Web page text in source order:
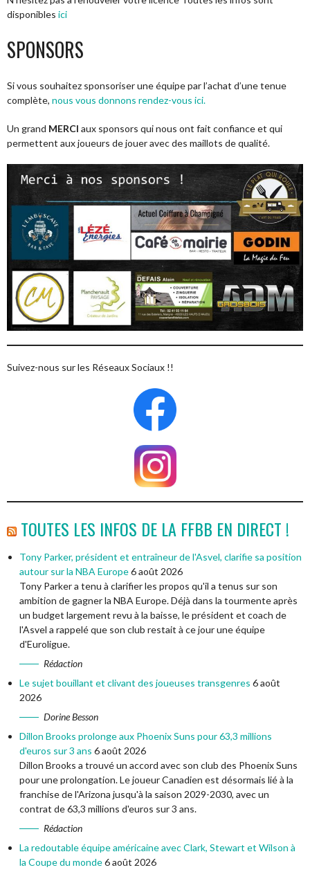
disponibles ici
SPONSORS
Si vous souhaitez sponsoriser une équipe par l’achat d’une tenue
complète, nous vous donnons rendez-vous ici.
Un grand MERCI aux sponsors qui nous ont fait confiance et qui
permettent aux joueurs de jouer avec des maillots de qualité.
Suivez-nous sur les Réseaux Sociaux !!
TOUTES LES INFOS DE LA FFBB EN DIRECT !
Tony Parker, président et entraîneur de l'Asvel, clarifie sa position
autour sur la NBA Europe 6 août 2026
Tony Parker a tenu à clarifier les propos qu'il a tenus sur son
ambition de gagner la NBA Europe. Déjà dans la tourmente après
un budget largement revu à la baisse, le président et coach de
l'Asvel a rappelé que son club restait à ce jour une équipe
d'Euroligue.
Rédaction
Le sujet bouillant et clivant des joueuses transgenres 6 août
2026
Dorine Besson
Dillon Brooks prolonge aux Phoenix Suns pour 63,3 millions
d'euros sur 3 ans 6 août 2026
Dillon Brooks a trouvé un accord avec son club des Phoenix Suns
pour une prolongation. Le joueur Canadien est désormais lié à la
franchise de l'Arizona jusqu'à la saison 2029-2030, avec un
contrat de 63,3 millions d'euros sur 3 ans.
Rédaction
La redoutable équipe américaine avec Clark, Stewart et Wilson à
la Coupe du monde 6 août 2026